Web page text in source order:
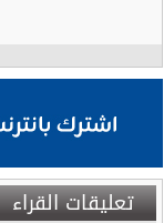
تعليقات القراء